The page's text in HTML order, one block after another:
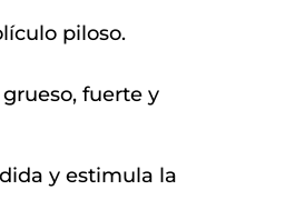
piloso.
fuerte y
y estimula la